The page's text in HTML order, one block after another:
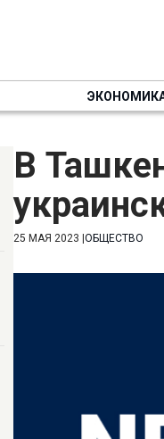
В
25 МАЯ 2023 ОБЩЕСТВО